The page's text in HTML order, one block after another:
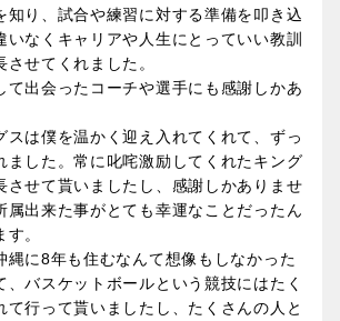
知り、試合や練習に対する準備を叩き込
いなくキャリアや人生にとっていい教訓
せてくれました。
出会ったコーチや選手にも感謝しかあ
は僕を温かく迎え入れてくれて、ずっ
ました。常に叱咤激励してくれたキング
させて貰いましたし、感謝しかありませ
属出来た事がとても幸運なことだったん
。
に8年も住むなんて想像もしなかった
、バスケットボールという競技にはたく
て行って貰いましたし、たくさんの人と